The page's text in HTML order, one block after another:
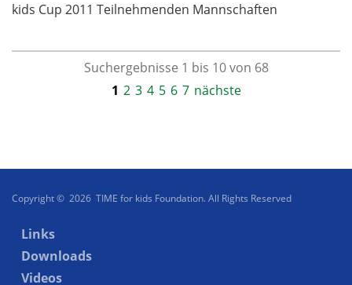
kids Cup 2011 Teilnehmenden Mannschaften
Suchergebnisse 1 bis 10 von 68
1 2 3 4 5 6 7 nächste
Copyright © 2026 TIME for kids Foundation. All Rights Reserved
Links
Downloads
Videos